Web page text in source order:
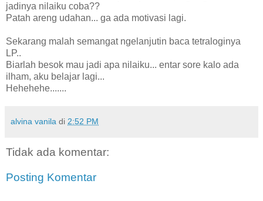
jadinya nilaiku coba??
Patah areng udahan... ga ada motivasi lagi.
Sekarang malah semangat ngelanjutin baca tetraloginya
LP..
Biarlah besok mau jadi apa nilaiku... entar sore kalo ada
ilham, aku belajar lagi...
Hehehehe.......
alvina vanila di 2:52 PM
Tidak ada komentar:
Posting Komentar